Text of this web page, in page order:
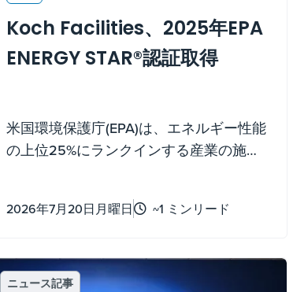
Koch Facilities、2025年EPA
ENERGY STAR®認証取得
米国環境保護庁(EPA)は、エネルギー性能
の上位25%にランクインする産業の施設
Resources 社と Koch Fertilizer 社)に授与
2026年7月20日月曜日 ~1 ミンリード
ニュース記事